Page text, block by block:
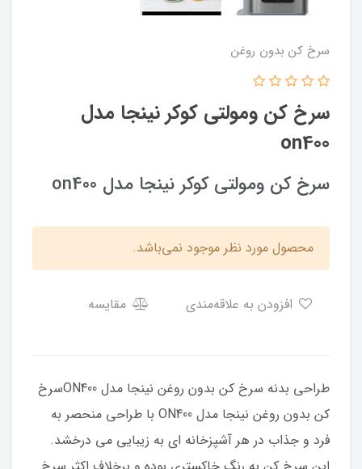
سرخ کن بدون روغن
سرخ کن ومولتی کوکر نینجا مدل
on400
سرخ کن ومولتی کوکر نینجا مدل on400
محصول مورد نظر موجود نمی‌باشد.
مقایسه
طراحی بدنه سرخ کن بدون روغن نینجا مدل ON400سرخ
کن بدون روغن نینجا مدل ON400 با طراحی منحصر به
فرد و جذاب در هر آشپزخانه ای به زیبایی می درخشد.